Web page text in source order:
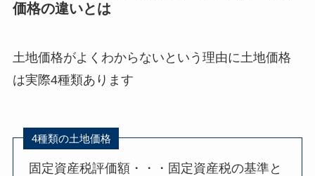
価格の違いとは
土地価格がよくわからないという理由に土地価格
は実際4種類あります
4種類の土地価格
固定資産税評価額・・・固定資産税の基準と